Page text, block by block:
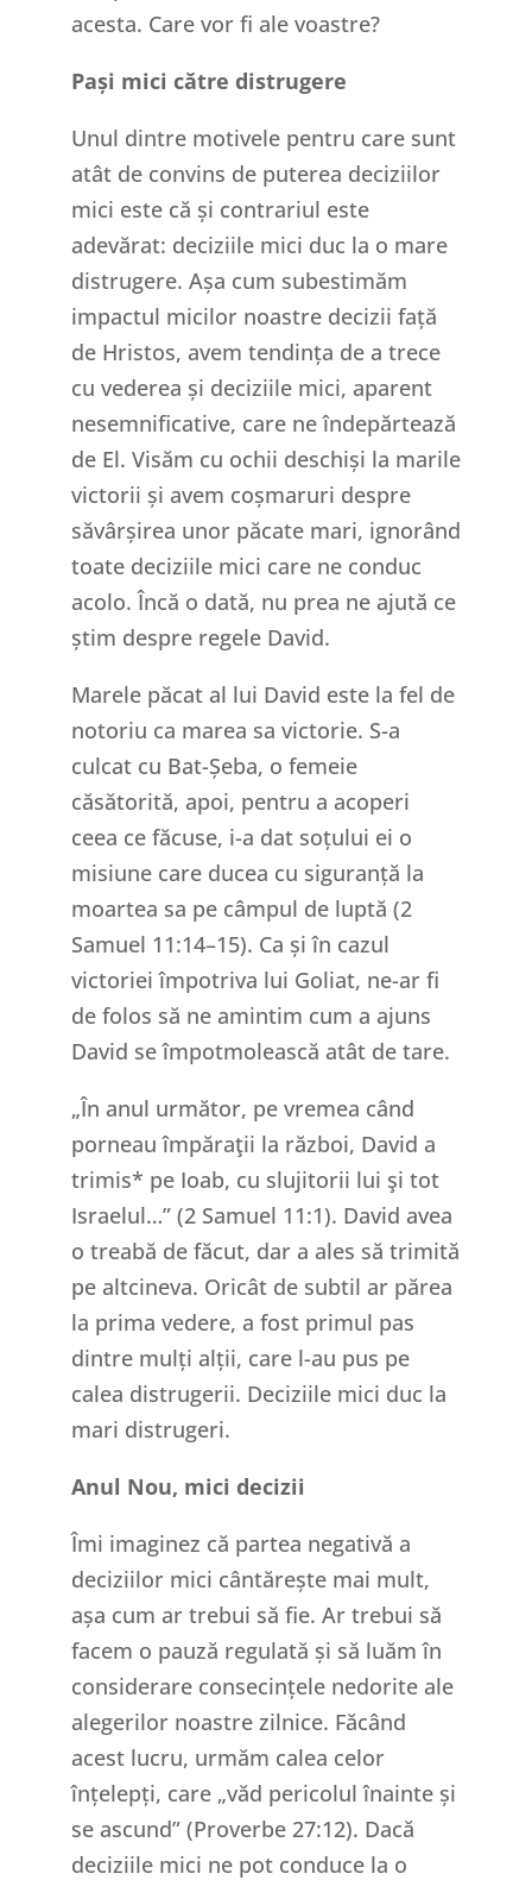
acesta. Care vor fi ale voastre?
Pași mici către distrugere
Unul dintre motivele pentru care sunt
atât de convins de puterea deciziilor
mici este că și contrariul este
adevărat: deciziile mici duc la o mare
distrugere. Așa cum subestimăm
impactul micilor noastre decizii față
de Hristos, avem tendința de a trece
cu vederea și deciziile mici, aparent
nesemnificative, care ne îndepărtează
de El. Visăm cu ochii deschiși la marile
victorii și avem coșmaruri despre
săvârșirea unor păcate mari, ignorând
toate deciziile mici care ne conduc
acolo. Încă o dată, nu prea ne ajută ce
știm despre regele David.
Marele păcat al lui David este la fel de
notoriu ca marea sa victorie. S-a
culcat cu Bat-Șeba, o femeie
căsătorită, apoi, pentru a acoperi
ceea ce făcuse, i-a dat soțului ei o
misiune care ducea cu siguranță la
moartea sa pe câmpul de luptă (2
Samuel 11:14–15). Ca și în cazul
victoriei împotriva lui Goliat, ne-ar fi
de folos să ne amintim cum a ajuns
David se împotmolească atât de tare.
„În anul următor, pe vremea când
porneau împăraţii la război, David a
trimis* pe Ioab, cu slujitorii lui şi tot
Israelul…” (2 Samuel 11:1). David avea
o treabă de făcut, dar a ales să trimită
pe altcineva. Oricât de subtil ar părea
la prima vedere, a fost primul pas
dintre mulți alții, care l-au pus pe
calea distrugerii. Deciziile mici duc la
mari distrugeri.
Anul Nou, mici decizii
Îmi imaginez că partea negativă a
deciziilor mici cântărește mai mult,
așa cum ar trebui să fie. Ar trebui să
facem o pauză regulată și să luăm în
considerare consecințele nedorite ale
alegerilor noastre zilnice. Făcând
acest lucru, urmăm calea celor
înțelepți, care „văd pericolul înainte și
se ascund” (Proverbe 27:12). Dacă
deciziile mici ne pot conduce la o